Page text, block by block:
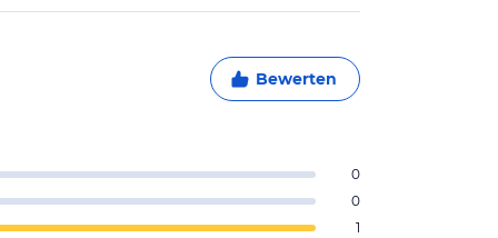
Bewerten
0
0
1